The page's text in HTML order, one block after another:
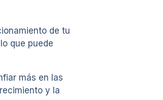
de tu
que puede
más en las
y la